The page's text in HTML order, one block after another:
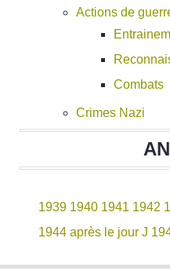
Actions de
Combats
Crimes Nazi
1939 1940 1941 1942
1944 après le jour J